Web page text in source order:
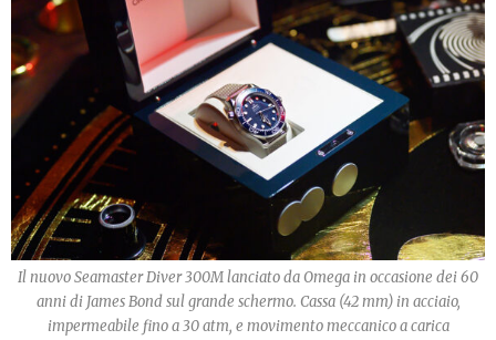
Il nuovo Seamaster Diver 300M lanciato da Omega in occasione dei 60
anni di James Bond sul grande schermo. Cassa (42 mm) in acciaio,
impermeabile fino a 30 atm, e movimento meccanico a carica